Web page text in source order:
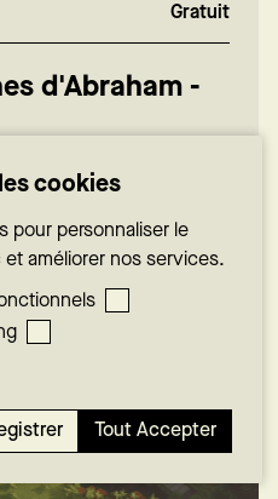
Gratuit
d'Abraham -
cookies
pour personnaliser le
améliorer nos services.
Tout Accepter